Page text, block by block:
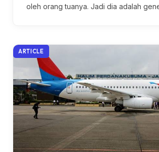
oleh orang tuanya. Jadi dia adalah
ARTICLE